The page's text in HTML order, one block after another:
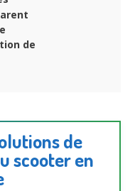
de
de
scooter en